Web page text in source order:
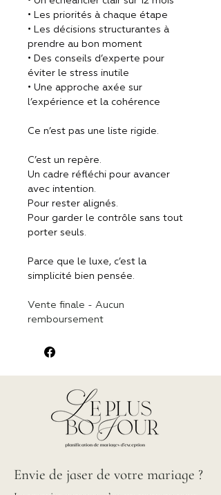
• Les priorités à chaque étape
• Les décisions structurantes à
prendre au bon moment
• Des conseils d’experte pour
éviter le stress inutile
• Une approche axée sur
l’expérience et la cohérence
Ce n’est pas une liste rigide.
C’est un repère.
Un cadre réfléchi pour avancer
avec intention.
Pour rester alignés.
Pour garder le contrôle sans tout
porter seuls.
Parce que le luxe, c’est la
simplicité bien pensée.
Vente finale - Aucun
remboursement
Envie de jaser de votre mariage ?